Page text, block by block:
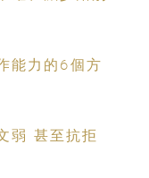
能力的6個方
弱 甚至抗拒